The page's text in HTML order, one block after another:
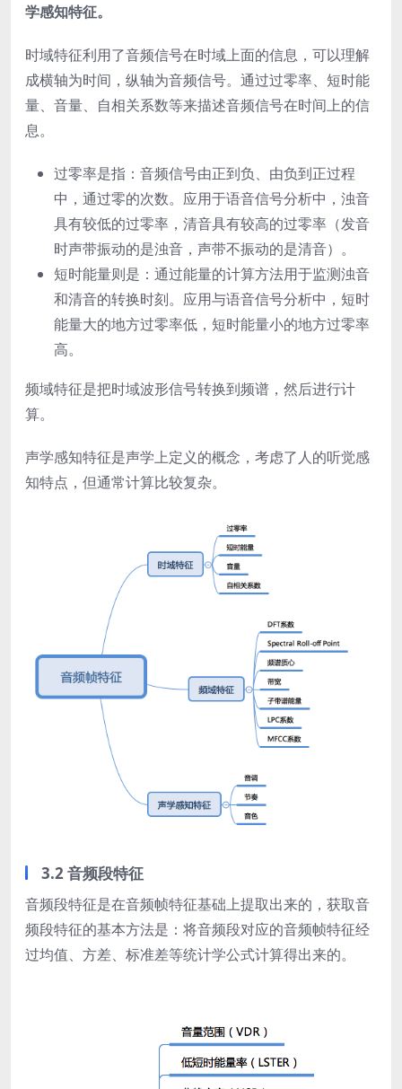
学感知特征。
时域特征利用了音频信号在时域上面的信息，可以理解
成横轴为时间，纵轴为音频信号。通过过零率、短时能
量、音量、自相关系数等来描述音频信号在时间上的信
息。
过零率是指：音频信号由正到负、由负到正过程
中，通过零的次数。应用于语音信号分析中，浊音
具有较低的过零率，清音具有较高的过零率（发音
时声带振动的是浊音，声带不振动的是清音）。
短时能量则是：通过能量的计算方法用于监测浊音
和清音的转换时刻。应用与语音信号分析中，短时
能量大的地方过零率低，短时能量小的地方过零率
高。
频域特征是把时域波形信号转换到频谱，然后进行计
算。
声学感知特征是声学上定义的概念，考虑了人的听觉感
知特点，但通常计算比较复杂。
3.2 音频段特征
音频段特征是在音频帧特征基础上提取出来的，获取音
频段特征的基本方法是：将音频段对应的音频帧特征经
过均值、方差、标准差等统计学公式计算得出来的。